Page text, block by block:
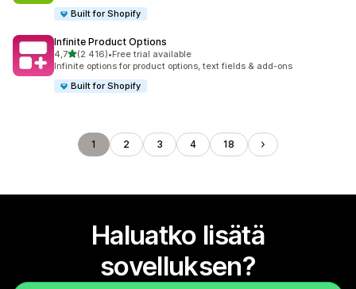
Built for Shopify
Infinite Product Options
4,7/ 5 tähteä
(2 416)
2416 arvostelua yhteensä
•Free trial available
Infinite options for product options, text fields & add-ons
Built for Shopify
1 2 3 4 18
Haluatko lisätä
sovelluksen?